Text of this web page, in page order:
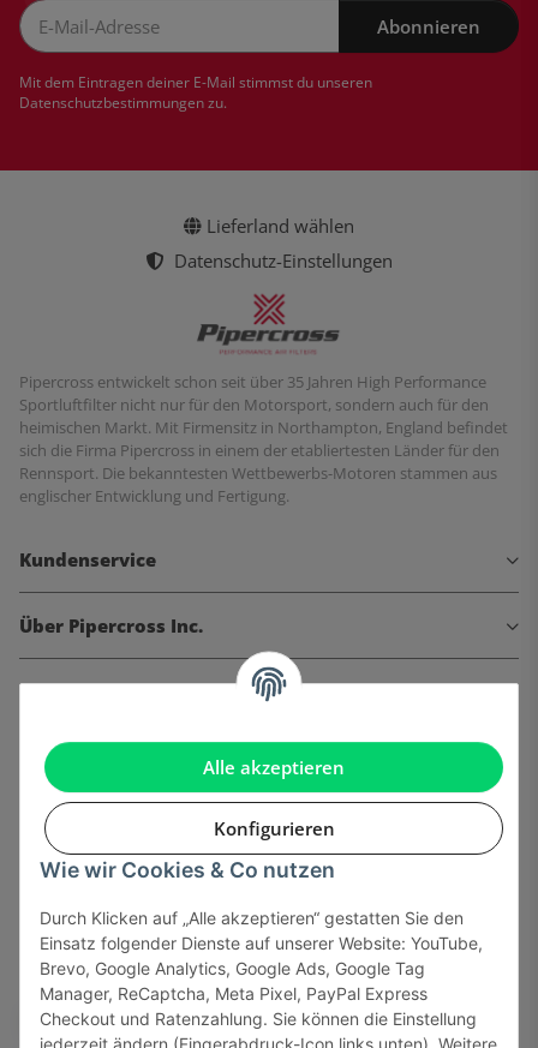
Alle akzeptieren
Konfigurieren
Wie wir Cookies & Co nutzen
Durch Klicken auf „Alle akzeptieren“ gestatten Sie den
Einsatz folgender Dienste auf unserer Website: YouTube,
Brevo, Google Analytics, Google Ads, Google Tag
Manager, ReCaptcha, Meta Pixel, PayPal Express
Checkout und Ratenzahlung. Sie können die Einstellung
jederzeit ändern (Fingerabdruck-Icon links unten). Weitere
Abonnieren
Mit dem Eintragen deiner E-Mail stimmst du unseren
Datenschutzbestimmungenzu.
Lieferland wählen
Datenschutz-Einstellungen
Pipercross entwickelt schon seit über 35 Jahren High Performance
Sportluftfilter nicht nur für den Motorsport, sondern auch für den
heimischen Markt. Mit Firmensitz in Northampton, England befindet
sich die Firma Pipercross in einem der etabliertesten Länder für den
Rennsport. Die bekanntesten Wettbewerbs-Motoren stammen aus
englischer Entwicklung und Fertigung.
Kundenservice
Über Pipercross Inc.
Informationen
Gesetzliche Informationen
Sicher bezahlen via: